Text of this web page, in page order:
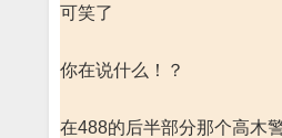
可笑了
你在说什么！？
在488的后半部分那个高木